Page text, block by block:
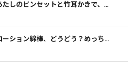
しのピンセットと竹耳かきで、思
くなっていいよ
ション綿棒、どうどう？めっちゃ